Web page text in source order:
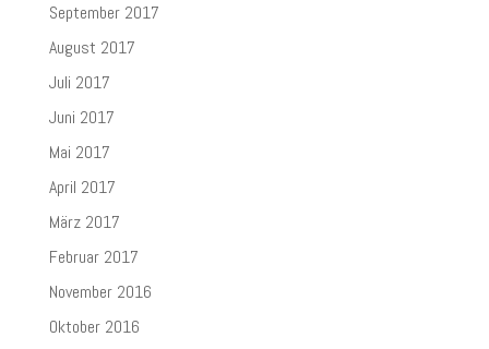
September 2017
August 2017
Juli 2017
Juni 2017
Mai 2017
April 2017
März 2017
Februar 2017
November 2016
Oktober 2016